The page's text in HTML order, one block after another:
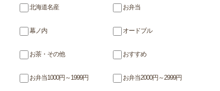
北海道名産 お弁当
幕ノ内 オードブル
お茶・その他 おすすめ
お弁当1000円～1999円 お弁当2000円～2999円